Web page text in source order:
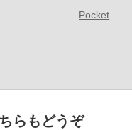
Pocket
らもどうぞ